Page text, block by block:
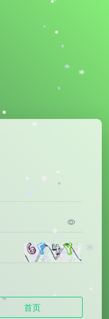
•
•
•
•
•
•
•
首页
*
*
*
*
*
*
*
*
*
*
*
*
*